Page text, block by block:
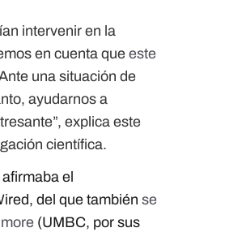
intervenir en la
en cuenta queeste
una situación de
ayudarnos a
explica este
científica.
afirmaba el
del que tambiénse
(UMBC, por sus